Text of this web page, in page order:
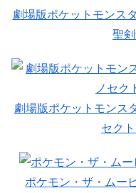
劇場版ポケットモンス
聖
劇場版ポケットモンス
セク
ポケモン・ザ・ムー